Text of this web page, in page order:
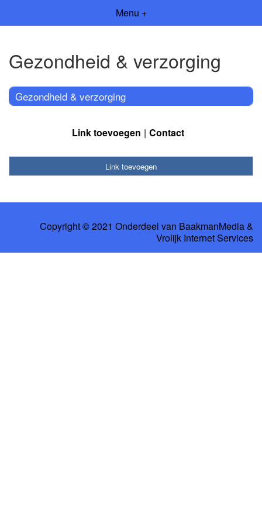
Menu +
Gezondheid & verzorging
Gezondheid & verzorging
Link toevoegen Contact
Link toevoegen
Copyright © 2021 Onderdeel van BaakmanMedia&
Vrolijk Internet Services